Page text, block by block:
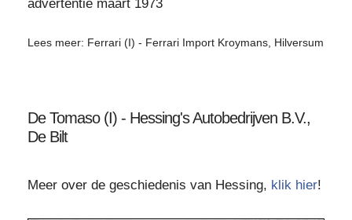
advertentie maart 1973
Lees meer: Ferrari (I) - Ferrari Import Kroymans, Hilversum
De Tomaso (I) - Hessing's Autobedrijven B.V.,
De Bilt
Meer over de geschiedenis van Hessing, klik hier!